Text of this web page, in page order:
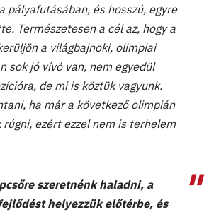
pályafutásában, és hosszú, egyre
Természetesen a cél az, hogy a
a világbajnoki, olimpiai
sok jó vívó van, nem egyedül
de mi is köztük vagyunk.
ha már a következő olimpián
ezért ezzel nem is terhelem
szeretnénk haladni, a
helyezzük előtérbe, és